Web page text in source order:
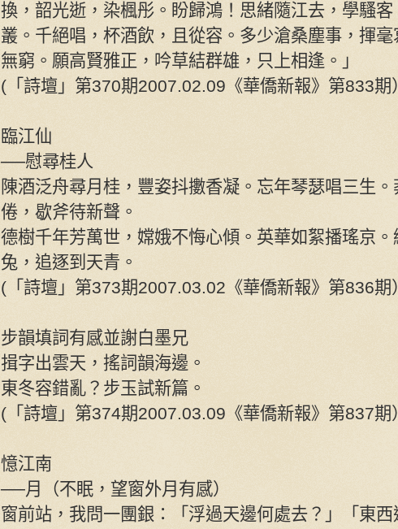
換，韶光逝，染楓彤。盼歸鴻！思緒隨江去，學騷客
叢。千絕唱，杯酒飲，且從容。多少滄桑塵事，揮
無窮。願高賢雅正，吟草結群雄，只上相逢。」
(「詩壇」第370期2007.02.09《華僑新報》第833期）
臨江仙
──慰尋桂人
陳酒泛舟尋月桂，豐姿抖擻香凝。忘年琴瑟唱三生
倦，歇斧待新聲。
德樹千年芳萬世，嫦娥不悔心傾。英華如絮播瑤京。
兔，追逐到天青。
(「詩壇」第373期2007.03.02《華僑新報》第836期）
步韻填詞有感並謝白墨兄
揖字出雲天，搖詞韻海邊。
東冬容錯亂？步玉試新篇。
(「詩壇」第374期2007.03.09《華僑新報》第837期）
憶江南
──月（不眠，望窗外月有感）
窗前站，我問一團銀：「浮過天邊何處去？」「東